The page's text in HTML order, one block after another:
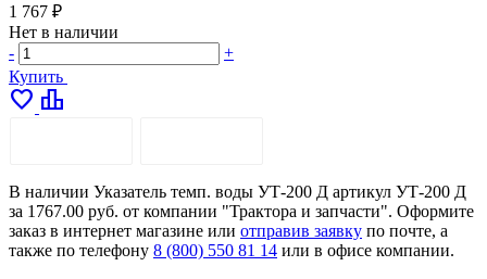
1 767 ₽
Нет в наличии
-
+
Купить
favorite leaderboard
В наличии Указатель темп. воды УТ-200 Д артикул УТ-200 Д
за 1767.00 руб. от компании "Трактора и запчасти". Оформите
заказ в интернет магазине или отправив заявку по почте, а
также по телефону 8 (800) 550 81 14 или в офисе компании.